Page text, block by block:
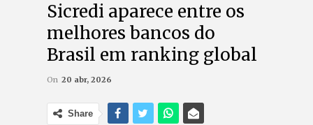
Sicredi aparece entre os
melhores bancos do
Brasil em ranking global
On 20 abr, 2026
Share